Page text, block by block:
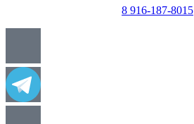
8 916-187-8015